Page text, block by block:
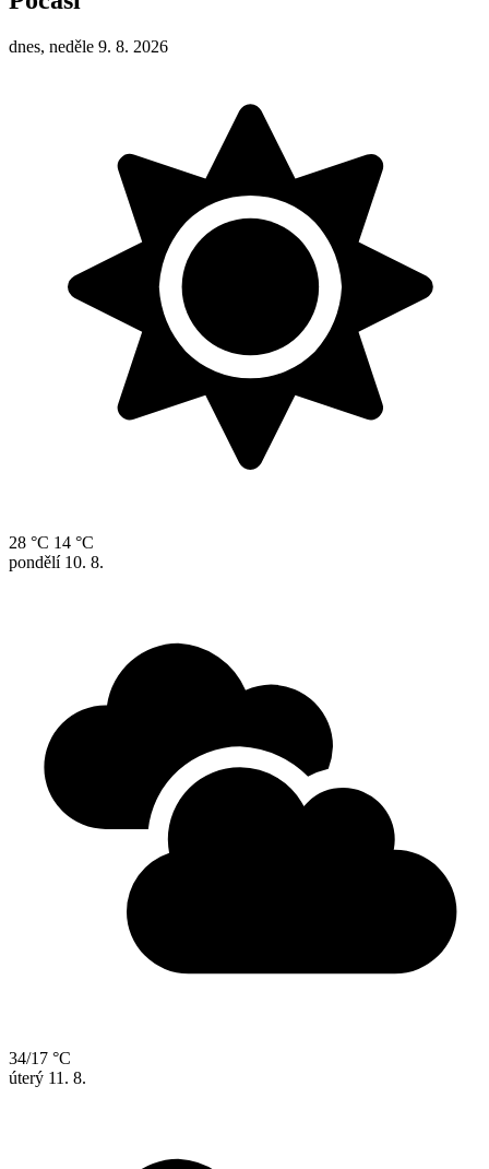
dnes, neděle 9. 8. 2026
28 °C 14 °C
pondělí 10. 8.
34/17 °C
úterý 11. 8.